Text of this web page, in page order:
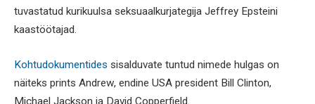
tuvastatud kurikuulsa seksuaalkurjategija Jeffrey Epsteini
kaastöötajad.
Kohtudokumentides sisalduvate tuntud nimede hulgas on
näiteks prints Andrew, endine USA president Bill Clinton,
Michael Jackson ja David Copperfield.